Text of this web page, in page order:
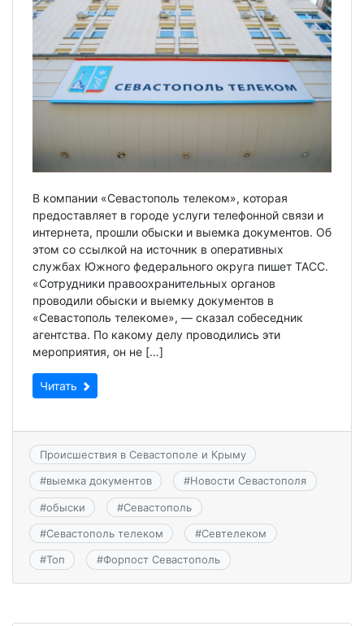
В компании «Севастополь телеком», которая
предоставляет в городе услуги телефонной связи и
интернета, прошли обыски и выемка документов. Об
этом со ссылкой на источник в оперативных
службах Южного федерального округа пишет ТАСС.
«Сотрудники правоохранительных органов
проводили обыски и выемку документов в
«Севастополь телекоме», — сказал собеседник
агентства. По какому делу проводились эти
мероприятия, он не […]
Читать
Происшествия в Севастополе и Крыму
#выемка документов #Новости Севастополя
#обыски #Севастополь
#Севастополь телеком #Севтелеком
#Топ #Форпост Севастополь